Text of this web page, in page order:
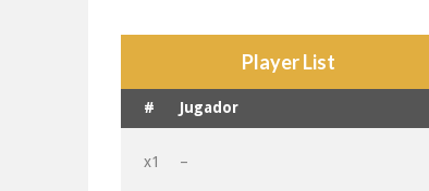
Player List
# Jugador
x1 –